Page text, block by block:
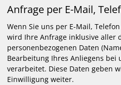
Anfrage per E-Mail,
Wenn Sie uns per E-Mail,
wird Ihre Anfrage inklusive aller
personenbezogenen Daten
Bearbeitung Ihres Anliegens bei
verarbeitet. Diese Daten geben
Einwilligung weiter.